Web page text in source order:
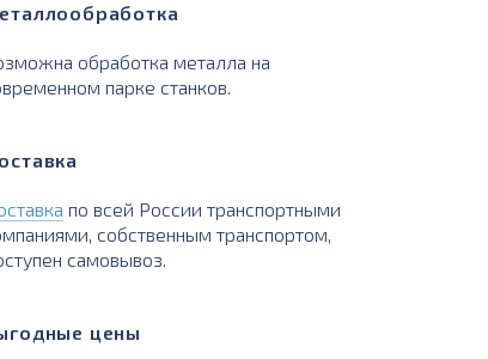
обработка металла на
парке станков.
по всей России транспортными
собственным транспортом,
самовывоз.
цены